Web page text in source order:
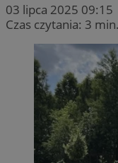
03 lipca 2025 09:15
Czas czytania: 3 min.